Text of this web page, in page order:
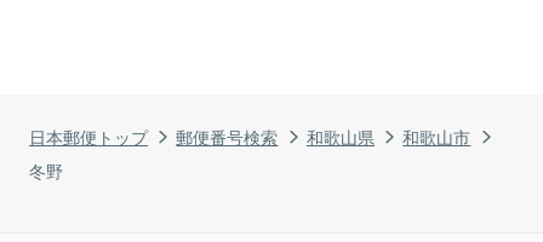
日本郵便トップ 郵便番号検索 和歌山県
和歌山市
冬野